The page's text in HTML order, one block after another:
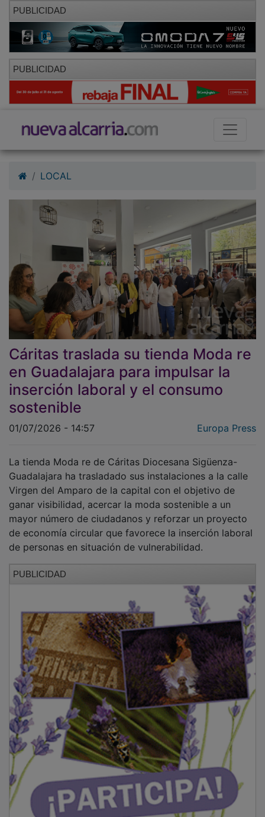
PUBLICIDAD
PUBLICIDAD
Cáritas traslada su tienda Moda re
en Guadalajara para impulsar la
inserción laboral y el consumo
sostenible
Guadalajara ha trasladado sus instalaciones a la calle
Virgen del Amparo de la capital con el objetivo de
ganar visibilidad, acercar la moda sostenible a un
mayor número de ciudadanos y reforzar un proyecto
de economía circular que favorece la inserción laboral
de personas en situación de vulnerabilidad.